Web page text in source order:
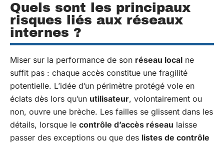
Quels sont les principaux
risques liés aux réseaux
internes ?
Miser sur la performance de son réseau local ne
suffit pas : chaque accès constitue une fragilité
potentielle. L’idée d’un périmètre protégé vole en
éclats dès lors qu’un utilisateur, volontairement ou
non, ouvre une brèche. Les failles se glissent dans les
détails, lorsque le contrôle d’accès réseau laisse
passer des exceptions ou que des listes de contrôle